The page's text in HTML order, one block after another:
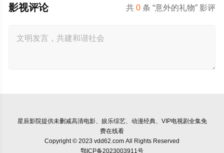
共0 条 “意外的礼物” 影评
影视评论
星辰影院提供未删减高清电影、娱乐综艺、动漫经典、VIP电视剧全集免
费在线看
Copyright © 2023 vdd62.com All Rights Reserved
鄂ICP备2023003911号